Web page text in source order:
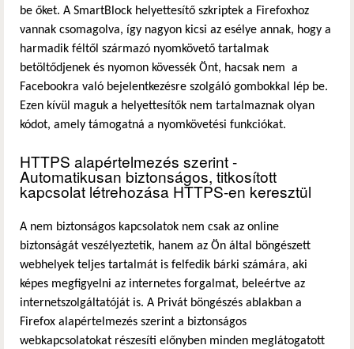
be őket. A SmartBlock helyettesítő szkriptek a Firefoxhoz
vannak csomagolva, így nagyon kicsi az esélye annak, hogy a
harmadik féltől származó nyomkövető tartalmak
betöltődjenek és nyomon kövessék Önt, hacsak nem a
Facebookra való bejelentkezésre szolgáló gombokkal lép be.
Ezen kívül maguk a helyettesítők nem tartalmaznak olyan
kódot, amely támogatná a nyomkövetési funkciókat.
HTTPS alapértelmezés szerint -
Automatikusan biztonságos, titkosított
kapcsolat létrehozása HTTPS-en keresztül
A nem biztonságos kapcsolatok nem csak az online
biztonságát veszélyeztetik, hanem az Ön által böngészett
webhelyek teljes tartalmát is felfedik bárki számára, aki
képes megfigyelni az internetes forgalmat, beleértve az
internetszolgáltatóját is. A Privát böngészés ablakban a
Firefox alapértelmezés szerint a biztonságos
webkapcsolatokat részesíti előnyben minden meglátogatott